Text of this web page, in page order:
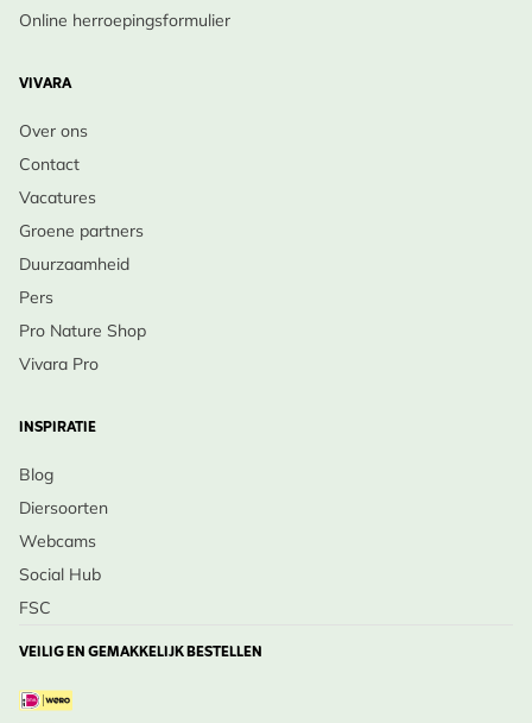
Online herroepingsformulier
VIVARA
Over ons
Contact
Vacatures
Groene partners
Duurzaamheid
Pers
Pro Nature Shop
Vivara Pro
INSPIRATIE
Blog
Diersoorten
Webcams
Social Hub
FSC
VEILIG EN GEMAKKELIJK BESTELLEN